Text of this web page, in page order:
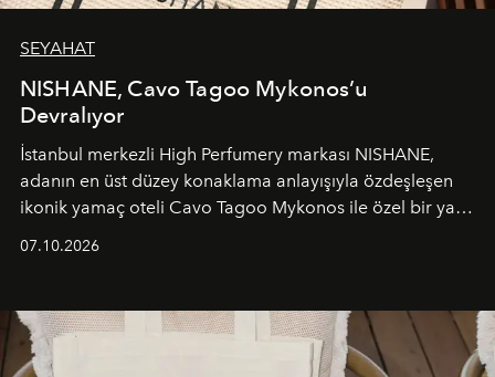
SEYAHAT
NISHANE, Cavo Tagoo Mykonos’u
Devralıyor
İstanbul merkezli High Perfumery markası NISHANE,
adanın en üst düzey konaklama anlayışıyla özdeşleşen
ikonik yamaç oteli Cavo Tagoo Mykonos ile özel bir yaz
buluşturarak markanın Cavo Tagoo’daki varlığını
sürükleyici ve mevsime özel bir deneyime dönüştürüyor.
07.10.2026